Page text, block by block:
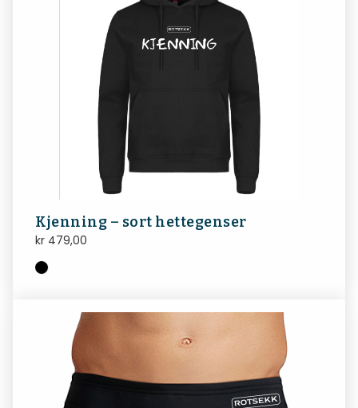
Kjenning – sort hettegenser
kr 479,00